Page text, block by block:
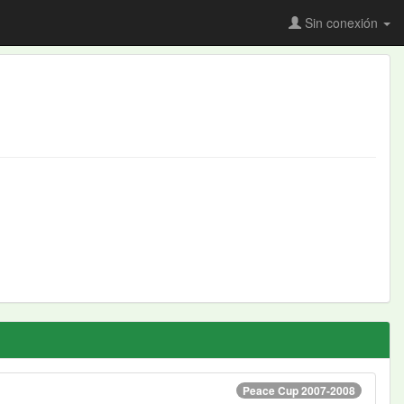
Sin conexión
Peace Cup 2007-2008